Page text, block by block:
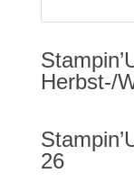
Herbst-/
26